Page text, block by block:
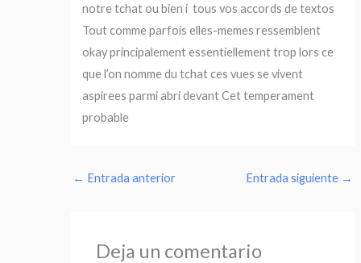
notre tchat ou bien i tous vos accords de textos
Tout comme parfois elles-memes ressemblent
okay principalement essentiellement trop lors ce
que l’on nomme du tchat ces vues se vivent
aspirees parmi abri devant Cet temperament
probable
← Entrada anterior Entrada siguiente →
Deja un comentario